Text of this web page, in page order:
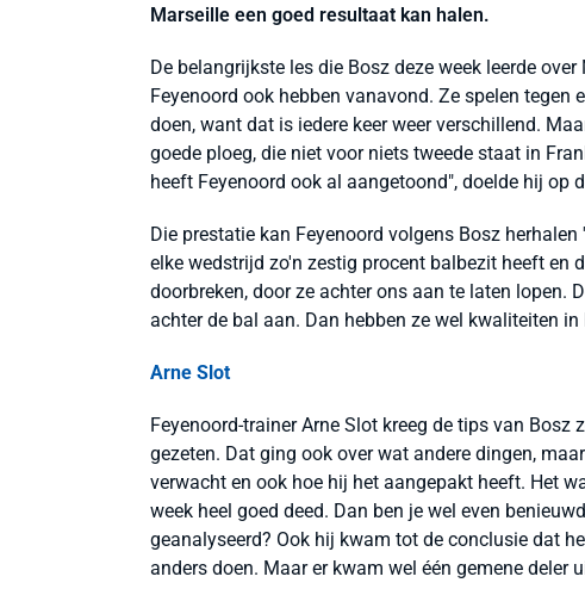
Marseille een goed resultaat kan halen.
De belangrijkste les die Bosz deze week leerde
Feyenoord ook hebben vanavond. Ze spelen
doen, want dat is iedere keer weer verschillend.
goede ploeg, die niet voor niets tweede staat in
heeft Feyenoord ook al aangetoond", doelde hij op
Die prestatie kan Feyenoord volgens Bosz
elke wedstrijd zo'n zestig procent balbezit heeft en
doorbreken, door ze achter ons aan te laten lopen.
achter de bal aan. Dan hebben ze wel kwaliteiten
Arne Slot
Feyenoord-trainer Arne Slot kreeg de tips van
gezeten. Dat ging ook over wat andere dingen,
verwacht en ook hoe hij het aangepakt heeft. Het
week heel goed deed. Dan ben je wel even
geanalyseerd? Ook hij kwam tot de conclusie dat
anders doen. Maar er kwam wel één gemene deler